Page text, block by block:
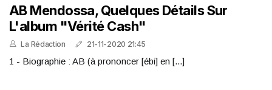
AB Mendossa, Quelques Détails Sur
L'album "Vérité Cash"
La Rédaction 21-11-2020 21:45
1 - Biographie : AB (à prononcer [ébi] en [...]